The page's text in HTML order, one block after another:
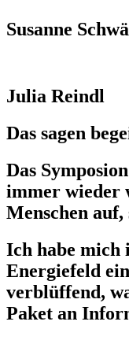
Susanne
Julia Reindl
Das sagen
Das
immer wieder
Menschen
Ich habe mich
Energiefeld
verblüffend,
Paket an